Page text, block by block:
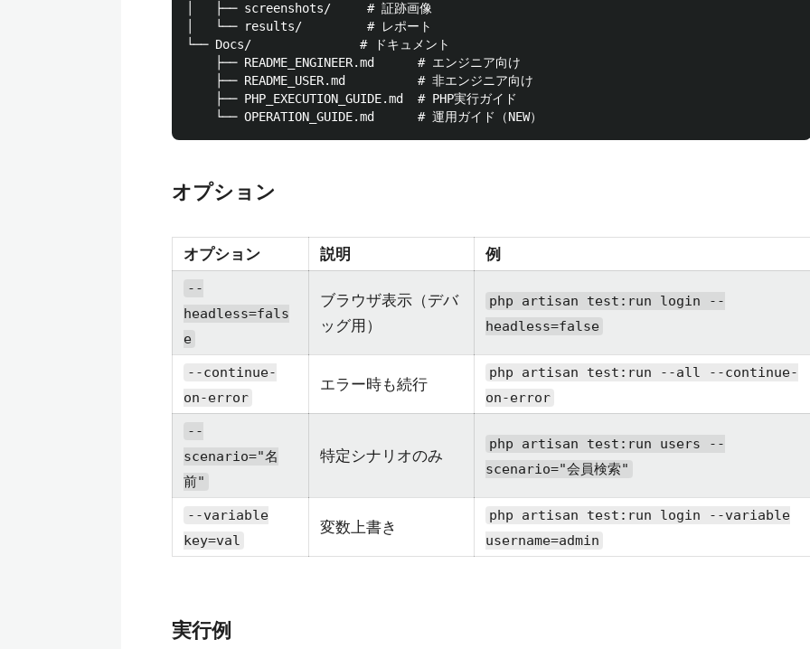
│   ├── screenshots/     # 証跡画像
│   └── results/         # レポート
└── Docs/               # ドキュメント
    ├── README_ENGINEER.md      # エンジニア向け
    ├── README_USER.md          # 非エンジニア向け
    ├── PHP_EXECUTION_GUIDE.md  # PHP実行ガイド
オプション
オプション 説明 例
--
headless=fals
e
ブラウザ表示（デバ
ッグ用）
php artisan test:run login --
headless=false
--continue-
on-error
エラー時も続行
php artisan test:run --all --continue-
on-error
--
scenario="名
前"
特定シナリオのみ
php artisan test:run users --
scenario="会員検索"
--variable
key=val
変数上書き
php artisan test:run login --variable
username=admin
実行例